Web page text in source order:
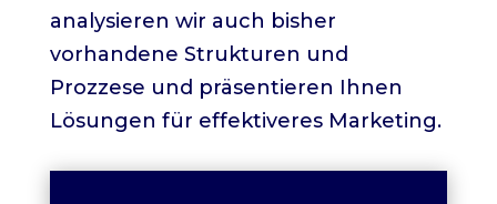
analysieren wir auch bisher
vorhandene Strukturen und
Prozzese und präsentieren Ihnen
Lösungen für effektiveres Marketing.